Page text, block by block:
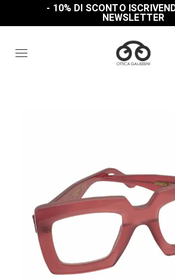
the
- 10% DI SCONTO
NEWSLETTER